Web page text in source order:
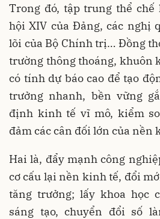
Trong đó, tập trung thể
hội XIV của Đảng, các nghị
lõi của Bộ Chính trị… Đồng
trường thông thoáng, khuôn
có tính dự báo cao để tạo
trưởng nhanh, bền vững
định kinh tế vĩ mô, kiểm
đảm các cân đối lớn của nền
Hai là, đẩy mạnh công
cơ cấu lại nền kinh tế, đổi
tăng trưởng; lấy khoa học
sáng tạo, chuyển đổi số